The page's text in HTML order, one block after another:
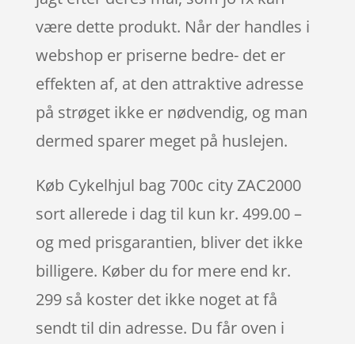
være dette produkt. Når der handles i
webshop er priserne bedre- det er
effekten af, at den attraktive adresse
på strøget ikke er nødvendig, og man
dermed sparer meget på huslejen.
Køb Cykelhjul bag 700c city ZAC2000
sort allerede i dag til kun kr. 499.00 –
og med prisgarantien, bliver det ikke
billigere. Køber du for mere end kr.
299 så koster det ikke noget at få
sendt til din adresse. Du får oven i